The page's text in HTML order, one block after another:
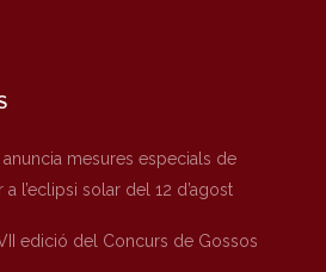
anuncia mesures especials de
l’eclipsi solar del 12 d’agost
edició del Concurs de Gossos